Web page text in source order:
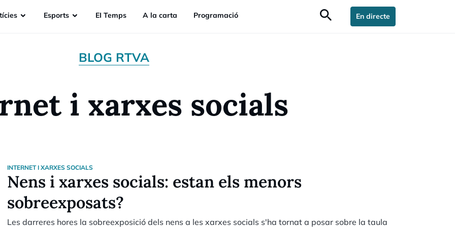
Esports EI Temps A la carta Programació search En directe
BLOG RTVA
i xarxes socials
INTERNET I XARXES SOCIALS
Nens i xarxes socials: estan els menors
sobreexposats?
Les darreres hores la sobreexposició dels nens a les xarxes socials s'ha tornat a posar sobre la taula